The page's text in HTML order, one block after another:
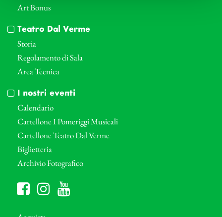
Art Bonus
Teatro Dal Verme
Storia
Regolamento di Sala
Area Tecnica
I nostri eventi
Calendario
Cartellone I Pomeriggi Musicali
Cartellone Teatro Dal Verme
Biglietteria
Archivio Fotografico